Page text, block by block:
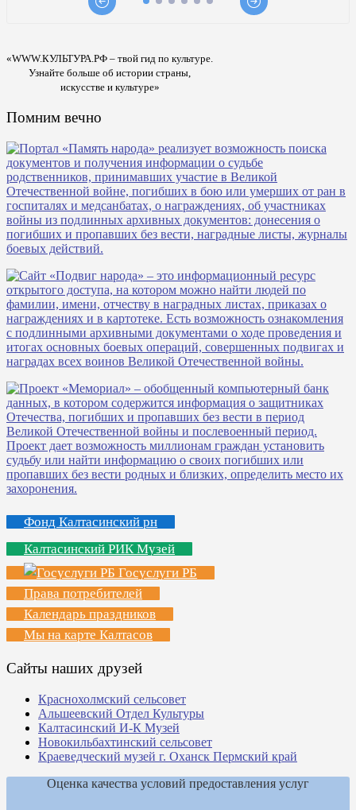
«WWW.КУЛЬТУРА.РФ – твой гид по культуре.
Узнайте больше об истории страны,
искусстве и культуре»
Помним вечно
Фонд Калтасинский рн
Калтасинский РИК Музей
Госуслуги РБ
Права потребителей
Календарь праздников
Мы на карте Калтасов
Сайты наших друзей
Краснохолмский сельсовет
Альшеевский Отдел Культуры
Калтасинский И-К Музей
Новокильбахтинский сельсовет
Краеведческий музей г. Оханск Пермский край
Оценка качества условий предоставления услуг